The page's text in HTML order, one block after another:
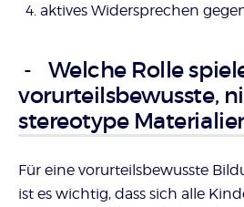
aktives Widersprechen
Welche Rolle
vorurteilsbewusste,
stereotype
Für eine vorurteilsbewusste
ist es wichtig, dass sich alle